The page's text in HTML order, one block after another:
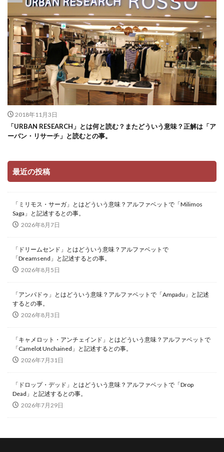
2018年11月3日
「URBAN RESEARCH」とは何と読む？またどういう意味？正解は「ア
ーバン・リサーチ」と読むとの事。
最近の投稿
「ミリモス・サーガ」とはどういう意味？アルファベットで「Milimos
Saga」と記述するとの事。
2026年8月7日
「ドリームセンド」とはどういう意味？アルファベットで
「Dreamsend」と記述するとの事。
2026年8月5日
「アンパドゥ」とはどういう意味？アルファベットで「Ampadu」と記述
するとの事。
2026年8月3日
「キャメロット・アンチェインド」とはどういう意味？アルファベットで
「Camelot Unchained」と記述するとの事。
2026年7月31日
「ドロップ・デッド」とはどういう意味？アルファベットで「Drop
Dead」と記述するとの事。
2026年7月29日